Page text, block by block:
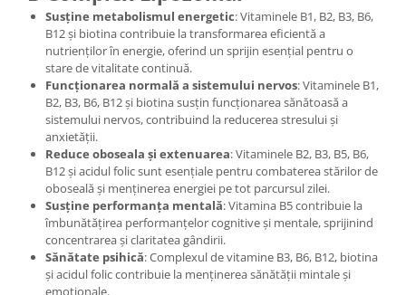
Susține metabolismul energetic: Vitaminele B1, B2, B3, B6,
B12 și biotina contribuie la transformarea eficientă a
nutrienților în energie, oferind un sprijin esențial pentru o
stare de vitalitate continuă.
Funcționarea normală a sistemului nervos: Vitaminele B1,
B2, B3, B6, B12 și biotina susțin funcționarea sănătoasă a
sistemului nervos, contribuind la reducerea stresului și
anxietății.
Reduce oboseala și extenuarea: Vitaminele B2, B3, B5, B6,
B12 și acidul folic sunt esențiale pentru combaterea stărilor de
oboseală și menținerea energiei pe tot parcursul zilei.
Susține performanța mentală: Vitamina B5 contribuie la
îmbunătățirea performanțelor cognitive și mentale, sprijinind
concentrarea și claritatea gândirii.
Sănătate psihică: Complexul de vitamine B3, B6, B12, biotina
și acidul folic contribuie la menținerea sănătății mintale și
emoționale.